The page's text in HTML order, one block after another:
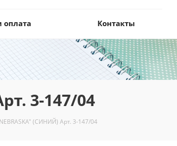
оплата Контакты
3-147/04
(СИНИЙ) Арт. 3-147/04